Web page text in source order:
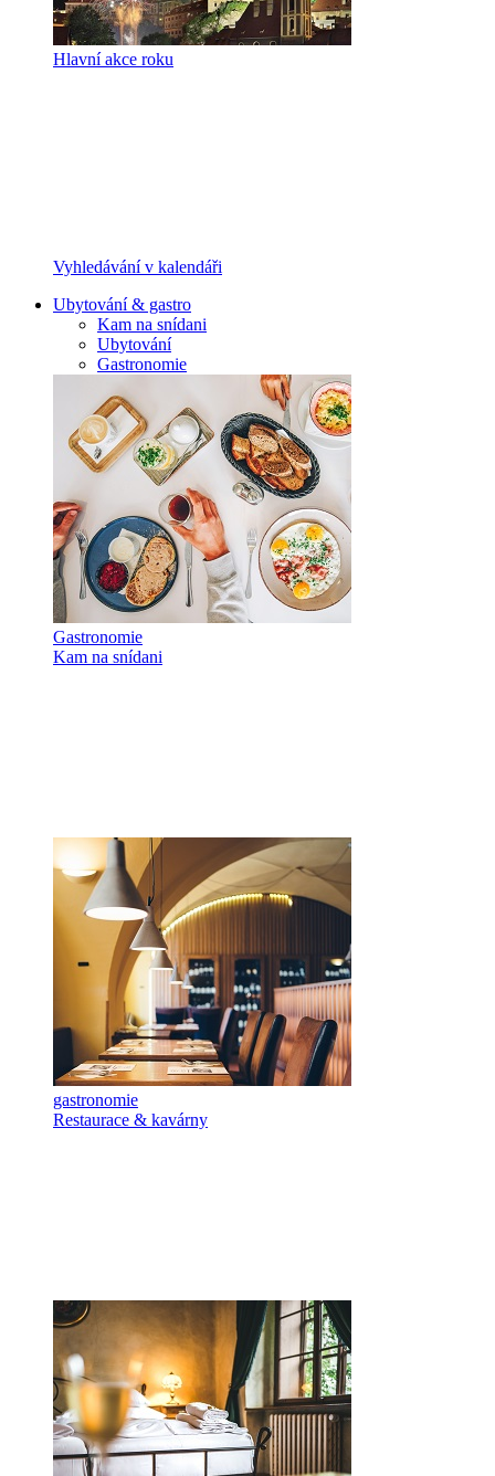
Hlavní akce roku
Vyhledávání v kalendáři
Ubytování & gastro
Kam na snídani
Ubytování
Gastronomie
Gastronomie
Kam na snídani
gastronomie
Restaurace & kavárny